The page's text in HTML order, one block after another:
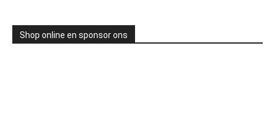
Shop online en sponsor ons